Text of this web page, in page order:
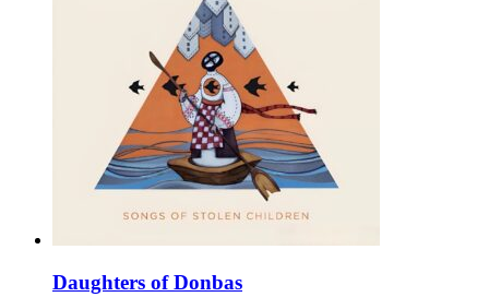
Daughters of Donbas